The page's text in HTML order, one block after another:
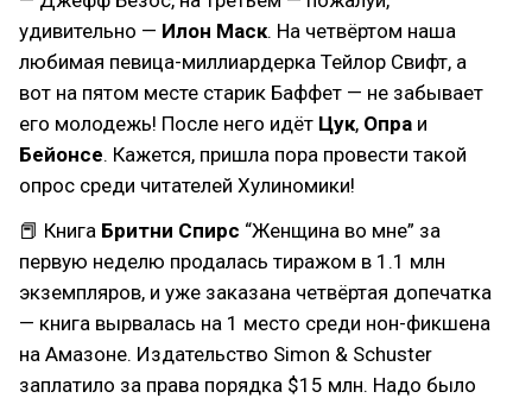
удивительно — Илон Маск. На четвёртом наша
любимая певица-миллиардерка Тейлор Свифт, а
вот на пятом месте старик Баффет — не забывает
его молодежь! После него идёт Цук, Опра и
Бейонсе. Кажется, пришла пора провести такой
опрос среди читателей Хулиномики!
📕 Книга Бритни Спирс “Женщина во мне” за
первую неделю продалась тиражом в 1.1 млн
экземпляров, и уже заказана четвёртая допечатка
— книга вырвалась на 1 место среди нон-фикшена
на Амазоне. Издательство Simon & Schuster
заплатило за права порядка $15 млн. Надо было